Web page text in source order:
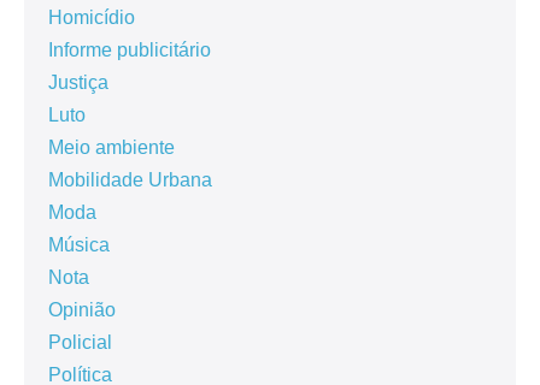
Homicídio
Informe publicitário
Justiça
Luto
Meio ambiente
Mobilidade Urbana
Moda
Música
Nota
Opinião
Policial
Política